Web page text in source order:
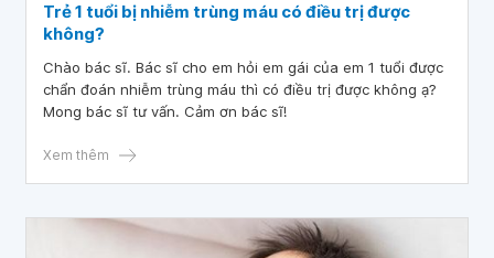
Trẻ 1 tuổi bị nhiễm trùng máu có điều trị được
không?
Chào bác sĩ. Bác sĩ cho em hỏi em gái của em 1 tuổi được
chẩn đoán nhiễm trùng máu thì có điều trị được không ạ?
Mong bác sĩ tư vấn. Cảm ơn bác sĩ!
Xem thêm